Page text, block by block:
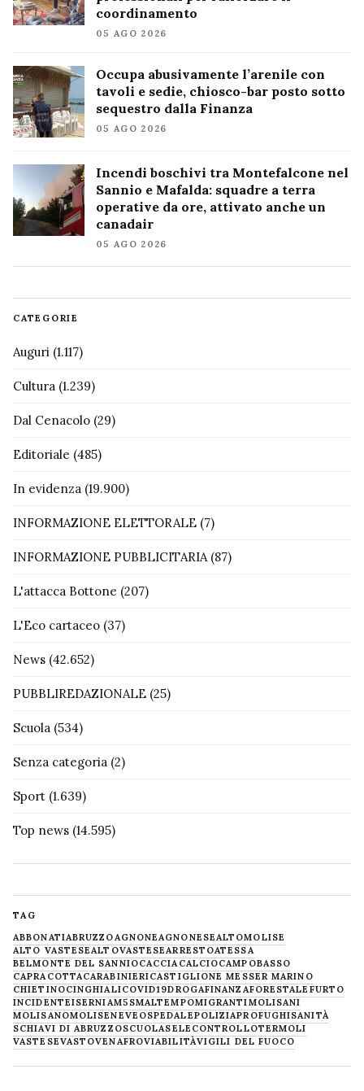
coordinamento
05 AGO 2026
Occupa abusivamente l’arenile con
tavoli e sedie, chiosco-bar posto sotto
sequestro dalla Finanza
05 AGO 2026
Incendi boschivi tra Montefalcone nel
Sannio e Mafalda: squadre a terra
operative da ore, attivato anche un
canadair
05 AGO 2026
CATEGORIE
Auguri (1.117)
Cultura (1.239)
Dal Cenacolo (29)
Editoriale (485)
In evidenza (19.900)
INFORMAZIONE ELETTORALE (7)
INFORMAZIONE PUBBLICITARIA(87)
L'attacca Bottone (207)
L'Eco cartaceo (37)
News (42.652)
PUBBLIREDAZIONALE (25)
Scuola (534)
Senza categoria (2)
Sport (1.639)
Top news (14.595)
TAG
ABBONATIABRUZZOAGNONEAGNONESEALTOMOLISE
ALTO VASTESEALTOVASTESEARRESTOATESSA
BELMONTE DEL SANNIOCACCIACALCIOCAMPOBASSO
CAPRACOTTACARABINIERICASTIGLIONE MESSER MARINO
CHIETINOCINGHIALICOVID19DROGAFINANZAFORESTALE FURTO
INCIDENTEISERNIAM5SMALTEMPOMIGRANTIMOLISANI
MOLISANOMOLISENEVE OSPEDALEPOLIZIAPROFUGHISANITÀ
SCHIAVI DI ABRUZZOSCUOLASELECONTROLLOTERMOLI
VASTESEVASTOVENAFROVIABILITÀVIGILI DEL FUOCO